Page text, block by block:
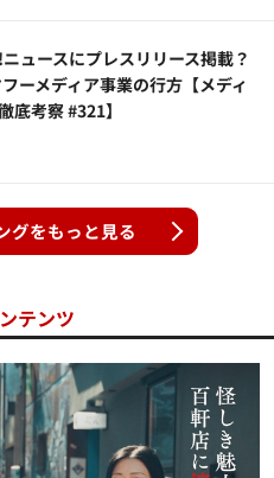
ュースにプレスリリース掲載？
ーメディア事業の行方【メディ
底考察 #321】
グをもっと見る
テンツ